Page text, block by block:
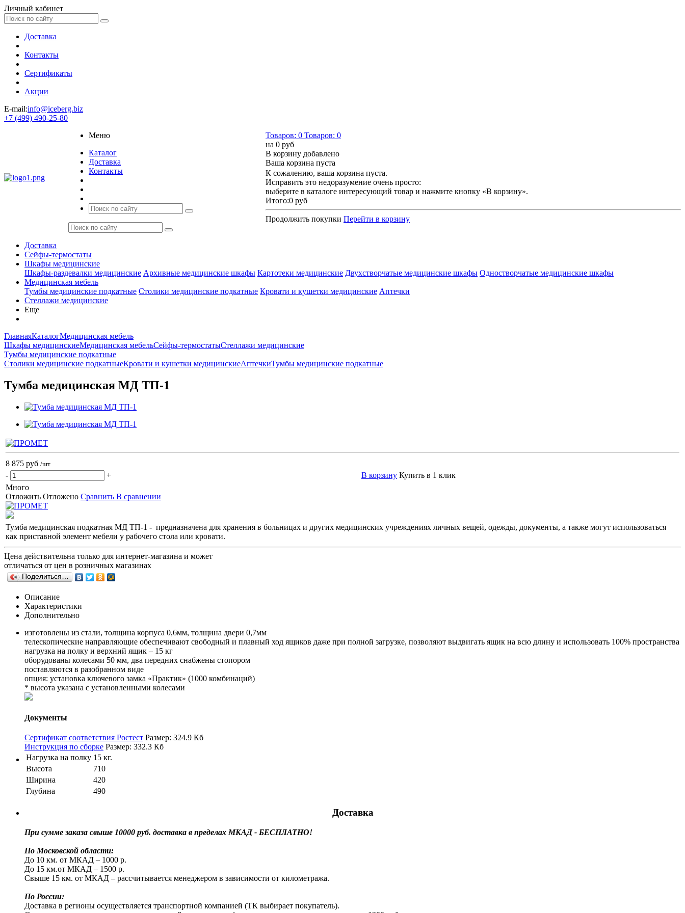
Личный кабинет
Доставка
Контакты
Сертификаты
Акции
E-mail:info@iceberg.biz
+7 (499) 490-25-80
Меню
Каталог
Доставка
Контакты
Товаров: 0 Товаров: 0
на 0 руб
В корзину добавлено
Ваша корзина пуста
К сожалению, ваша корзина пуста.
Исправить это недоразумение очень просто:
выберите в каталоге интересующий товар и нажмите кнопку «В корзину».
Итого:0 руб
Продолжить покупки Перейти в корзину
Доставка
Сейфы-термостаты
Шкафы медицинские
Шкафы-раздевалки медицинские Архивные медицинские шкафы Картотеки медицинские Двухстворчатые медицинские шкафы Одностворчатые медицинские шкафы
Медицинская мебель
Тумбы медицинские подкатные Столики медицинские подкатные Кровати и кушетки медицинские Аптечки
Стеллажи медицинские
Еще
ГлавнаяКаталогМедицинская мебель
Шкафы медицинскиеМедицинская мебельСейфы-термостатыСтеллажи медицинские
Тумбы медицинские подкатные
Столики медицинские подкатныеКровати и кушетки медицинскиеАптечкиТумбы медицинские подкатные
Тумба медицинская МД ТП-1
8 875 руб /шт
- + В корзину Купить в 1 клик
Много
Отложить Отложено Сравнить В сравнении
Тумба медицинская подкатная МД ТП-1 - предназначена для хранения в больницах и других медицинских учреждениях личных вещей, одежды, документы, а также могут использоваться
как приставной элемент мебели у рабочего стола или кровати.
Цена действительна только для интернет-магазина и может
отличаться от цен в розничных магазинах
Поделиться…
Описание
Характеристики
Дополнительно
изготовлены из стали, толщина корпуса 0,6мм, толщина двери 0,7мм
телескопические направляющие обеспечивают свободный и плавный ход ящиков даже при полной загрузке, позволяют выдвигать ящик на всю длину и использовать 100% пространства
нагрузка на полку и верхний ящик – 15 кг
оборудованы колесами 50 мм, два передних снабжены стопором
поставляются в разобранном виде
опция: установка ключевого замка «Практик» (1000 комбинаций)
* высота указана с установленными колесами
Документы
Сертификат соответствия Ростест Размер: 324.9 Кб
Инструкция по сборке Размер: 332.3 Кб
Нагрузка на полку 15 кг.
Высота
710
Ширина
420
Глубина
490
Доставка
При сумме заказа свыше 10000 руб. доставка в пределах МКАД - БЕСПЛАТНО!
По Московской области:
До 10 км. от МКАД – 1000 р.
До 15 км.от МКАД – 1500 р.
Свыше 15 км. от МКАД – рассчитывается менеджером в зависимости от километража.
По России:
Доставка в регионы осуществляется транспортной компанией (ТК выбирает покупатель).